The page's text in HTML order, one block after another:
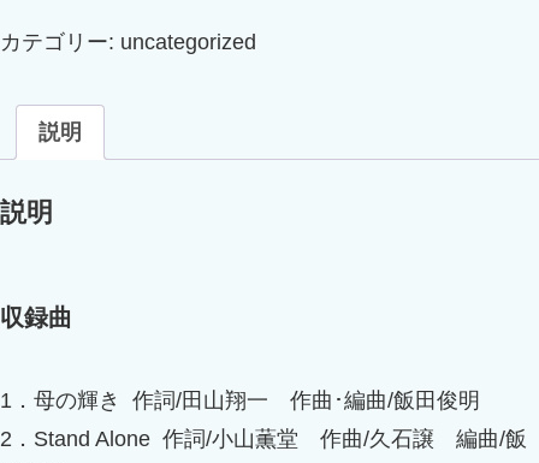
カテゴリー: uncategorized
説明
説明
収録曲
1．母の輝き 作詞/田山翔一 作曲･編曲/飯田俊明
2．Stand Alone 作詞/小山薫堂 作曲/久石譲 編曲/飯